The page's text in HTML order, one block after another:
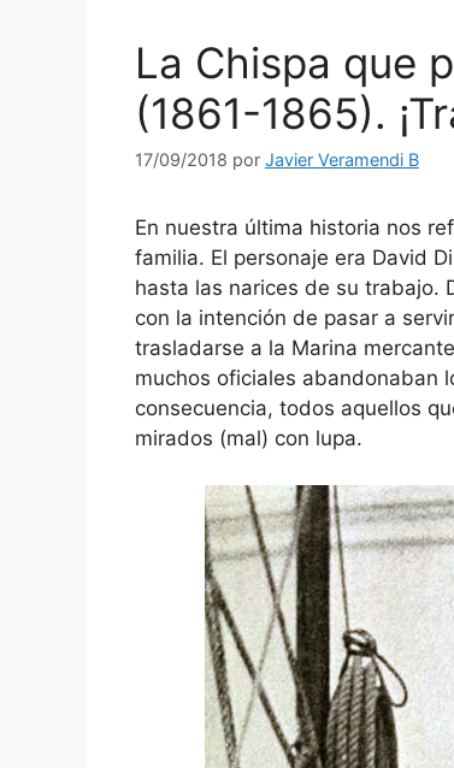
La Chispa que
(1861-1865).
17/09/2018 por Javier Veramendi B
En nuestra última historia nos
familia. El personaje era David
hasta las narices de su trabajo.
con la intención de pasar a
trasladarse a la Marina
muchos oficiales abandonaban
consecuencia, todos aquellos
mirados (mal) con lupa.